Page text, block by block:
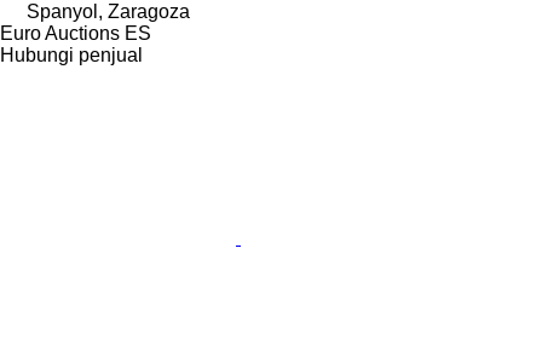
Spanyol, Zaragoza
Euro Auctions ES
Hubungi penjual